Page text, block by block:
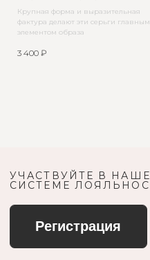
Крупная форма и выразительная
фактура делают эти серьги главным
элементом образа
3 400 ₽